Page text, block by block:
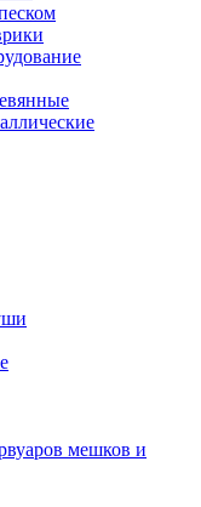
мешков и